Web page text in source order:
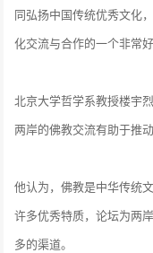
同弘扬中国传统优秀文化
化交流与合作的一个非常好
北京大学哲学系教授楼宇
两岸的佛教交流有助于推
他认为，佛教是中华传统
许多优秀特质，论坛为两
多的渠道。